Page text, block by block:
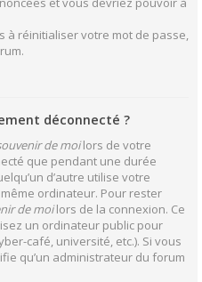
à réinitialiser votre mot de passe,
déconnecté ?
de moilors de votre
que pendant une durée
d’autre utilise votre
ordinateur. Pour rester
de moilors de la connexion. Ce
un ordinateur public pour
café, université, etc.). Si vous
qu’un administrateur du forum